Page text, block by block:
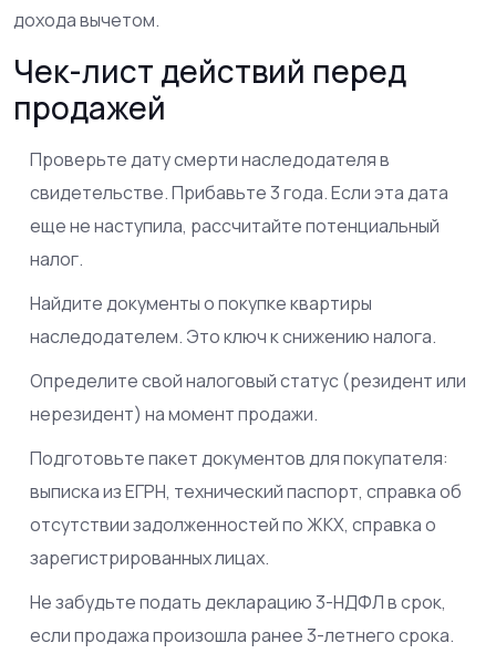
дохода вычетом.
Чек-лист действий перед
продажей
Проверьте дату смерти наследодателя в
свидетельстве. Прибавьте 3 года. Если эта дата
еще не наступила, рассчитайте потенциальный
налог.
Найдите документы о покупке квартиры
наследодателем. Это ключ к снижению налога.
Определите свой налоговый статус (резидент или
нерезидент) на момент продажи.
Подготовьте пакет документов для покупателя:
выписка из ЕГРН, технический паспорт, справка об
отсутствии задолженностей по ЖКХ, справка о
зарегистрированных лицах.
Не забудьте подать декларацию 3-НДФЛ в срок,
если продажа произошла ранее 3-летнего срока.